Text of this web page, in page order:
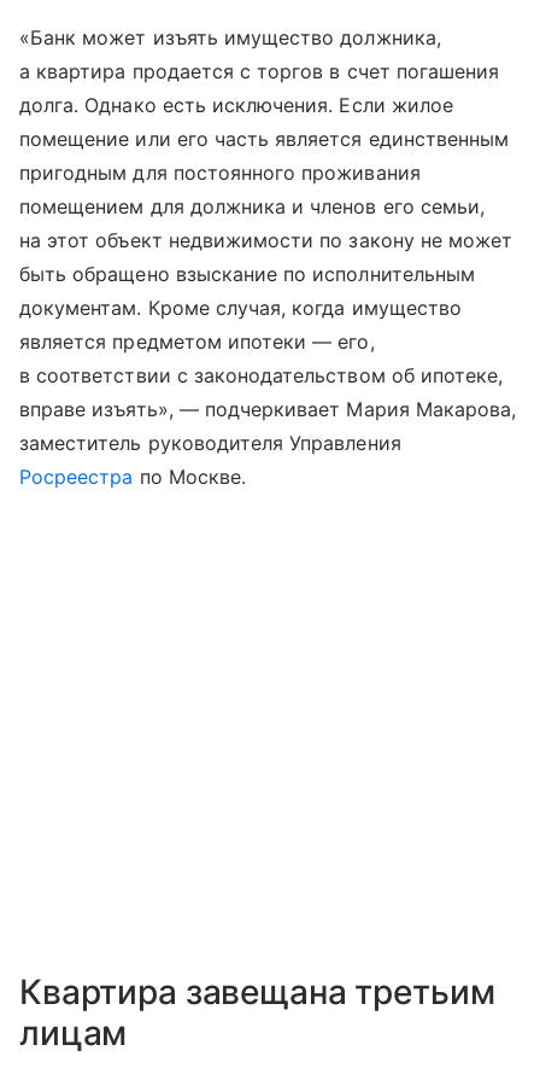
«Банк может изъять имущество должника,
а квартира продается с торгов в счет погашения
долга. Однако есть исключения. Если жилое
помещение или его часть является единственным
пригодным для постоянного проживания
помещением для должника и членов его семьи,
на этот объект недвижимости по закону не может
быть обращено взыскание по исполнительным
документам. Кроме случая, когда имущество
является предметом ипотеки — его,
в соответствии с законодательством об ипотеке,
вправе изъять», — подчеркивает Мария Макарова,
заместитель руководителя Управления
Росреестра по Москве.
Квартира завещана третьим
лицам